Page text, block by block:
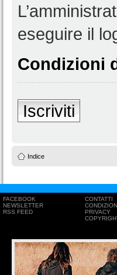
eseguire il
Condizioni
Iscriviti
Indice
FACEBOOK
NEWSLETTER
RSS FEED
CONTATTI
PRIVACY